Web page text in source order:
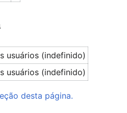
usuários (indefinido)
usuários (indefinido)
desta página.